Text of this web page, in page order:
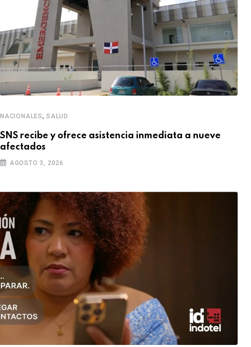
NACIONALES, SALUD
SNS recibe y ofrece asistencia inmediata a nueve
afectados
AGOSTO 3, 2026